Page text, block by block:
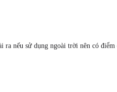
nếu sử dụng ngoài trời nên có điểm